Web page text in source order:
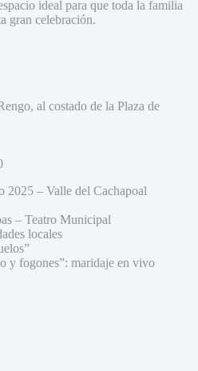
ideal para que toda la familia
gran celebración.
al costado de la Plaza de
2025 – Valle del Cachapoal
– Teatro Municipal
locales
y fogones”: maridaje en vivo